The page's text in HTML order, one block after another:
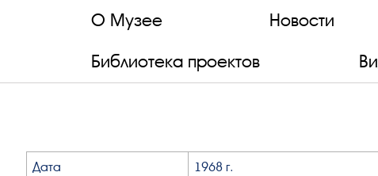
О Музее Новости
Библиотека проектов
Дата 1968 г.